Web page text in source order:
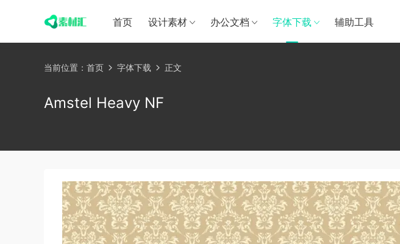
首页 设计素材 办公文档 字体下载 辅助工具
当前位置： 首页 字体下载 正文
Amstel Heavy NF